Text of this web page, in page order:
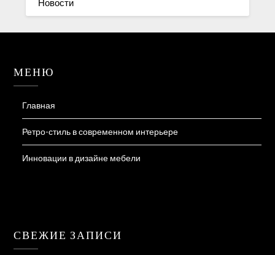
Новости
МЕНЮ
Главная
Ретро-стиль в современном интерьере
Инновации в дизайне мебели
СВЕЖИЕ ЗАПИСИ